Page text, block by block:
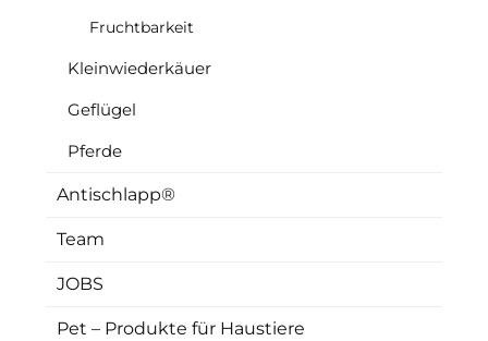
Fruchtbarkeit
Kleinwiederkäuer
Geflügel
Pferde
Antischlapp®
Team
JOBS
Pet – Produkte für Haustiere